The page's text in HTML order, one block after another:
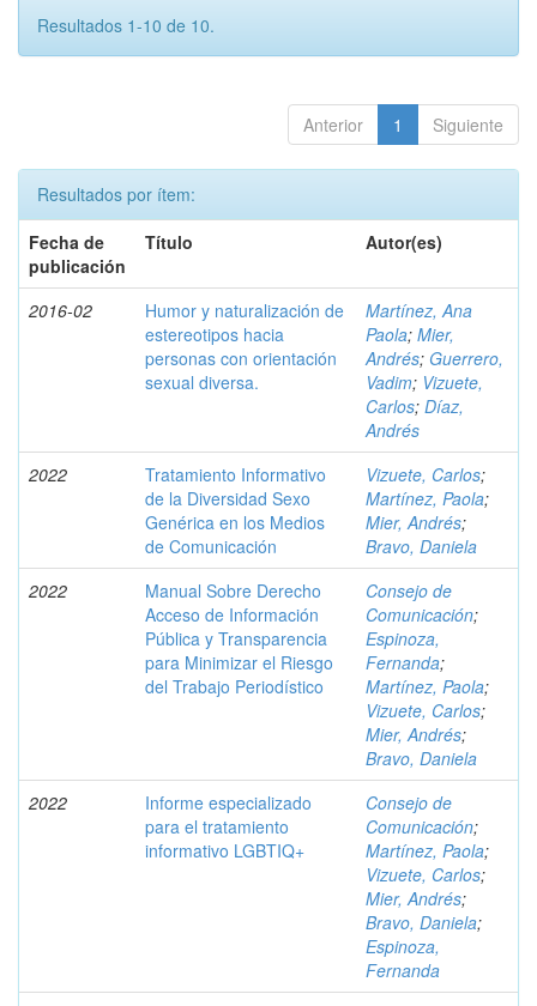
Resultados 1-10 de 10.
Anterior 1 Siguiente
Resultados por ítem:
Fecha de
publicación
Título Autor(es)
2016-02
Humor y naturalización de
estereotipos hacia
personas con orientación
sexual diversa.
Martínez, Ana
Paola; Mier,
Andrés; Guerrero,
Vadim; Vizuete,
Carlos; Díaz,
Andrés
2022
Tratamiento Informativo
de la Diversidad Sexo
Genérica en los Medios
de Comunicación
Vizuete, Carlos;
Martínez, Paola;
Mier, Andrés;
Bravo, Daniela
2022
Manual Sobre Derecho
Acceso de Información
Pública y Transparencia
para Minimizar el Riesgo
del Trabajo Periodístico
Consejo de
Comunicación;
Espinoza,
Fernanda;
Martínez, Paola;
Vizuete, Carlos;
Mier, Andrés;
Bravo, Daniela
2022
Informe especializado
para el tratamiento
informativo LGBTIQ+
Consejo de
Comunicación;
Martínez, Paola;
Vizuete, Carlos;
Mier, Andrés;
Bravo, Daniela;
Espinoza,
Fernanda